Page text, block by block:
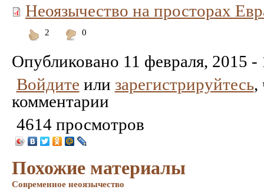
Неоязычество на просторах
2
0
Опубликовано 11 февраля, 2015 -
Войдите или зарегистрируйтесь,
комментарии
4614 просмотров
Похожие материалы
Современное неоязычество